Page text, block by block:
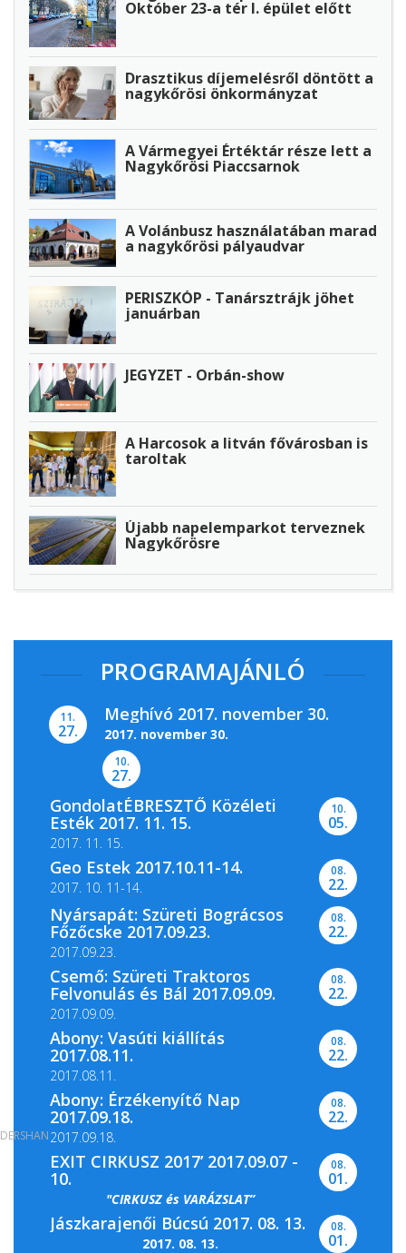
Október 23-a tér I. épület előtt
Drasztikus díjemelésről döntött a
nagykőrösi önkormányzat
A Vármegyei Értéktár része lett a
Nagykőrösi Piaccsarnok
A Volánbusz használatában marad
a nagykőrösi pályaudvar
PERISZKÓP - Tanársztrájk jöhet
januárban
JEGYZET - Orbán-show
A Harcosok a litván fővárosban is
taroltak
Újabb napelemparkot terveznek
Nagykőrösre
PROGRAMAJÁNLÓ
11.
27.
Meghívó 2017. november 30.
2017. november 30.
A Magyar Nemzeti Levéltár Pest Megyei
Levéltára, valamint a...
10.
27.
GondolatÉBRESZTŐ Közéleti
Esték 2017. 11. 15.
2017. 11. 15.
10.
05.
Geo Estek 2017.10.11-14.
2017. 10. 11-14.
08.
22.
Nyársapát: Szüreti Bográcsos
Főzőcske 2017.09.23.
2017.09.23.
08.
22.
Csemő: Szüreti Traktoros
Felvonulás és Bál 2017.09.09.
2017.09.09.
08.
22.
Abony: Vasúti kiállítás
2017.08.11.
2017.08.11.
08.
22.
Abony: Érzékenyítő Nap
2017.09.18.
2017.09.18.
08.
22.
EXIT CIRKUSZ 2017’ 2017.09.07 -
10.
"CIRKUSZ és VARÁZSLAT”
08.
01.
Jászkarajenői Búcsú 2017. 08. 13.
2017. 08. 13.
08.
01.
DERSHAN